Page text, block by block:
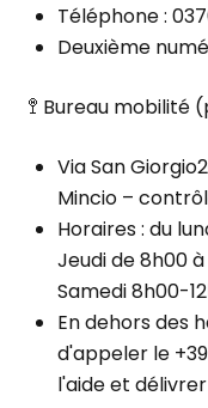
Téléphone :
Deuxième
🚏 Bureau mobilité
Via San
Mincio –
Horaires : du
Jeudi de 8h00 à
Samedi 8h00-
En dehors des
d'appeler le
l'aide et